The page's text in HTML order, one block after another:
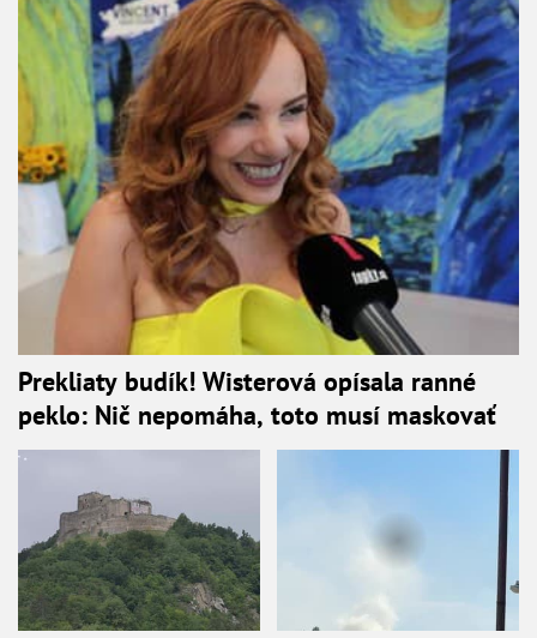
Prekliaty budík! Wisterová opísala ranné
peklo: Nič nepomáha, toto musí maskovať